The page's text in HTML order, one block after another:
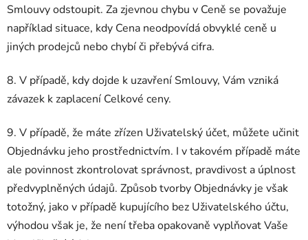
Smlouvy odstoupit. Za zjevnou chybu v Ceně se považuje
například situace, kdy Cena neodpovídá obvyklé ceně u
jiných prodejců nebo chybí či přebývá cifra.
8. V případě, kdy dojde k uzavření Smlouvy, Vám vzniká
závazek k zaplacení Celkové ceny.
9. V případě, že máte zřízen Uživatelský účet, můžete učinit
Objednávku jeho prostřednictvím. I v takovém případě máte
ale povinnost zkontrolovat správnost, pravdivost a úplnost
předvyplněných údajů. Způsob tvorby Objednávky je však
totožný, jako v případě kupujícího bez Uživatelského účtu,
výhodou však je, že není třeba opakovaně vyplňovat Vaše